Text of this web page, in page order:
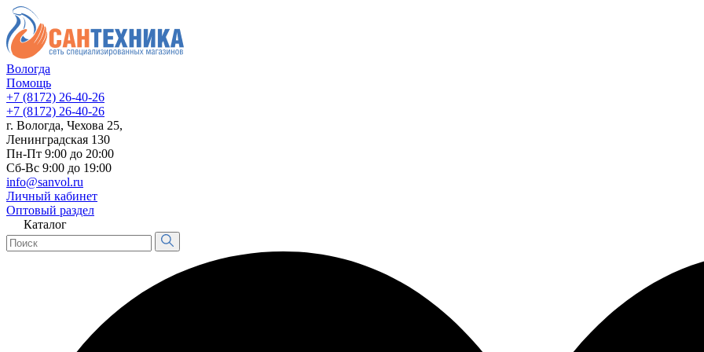
Вологда
Помощь
+7 (8172) 26-40-26
+7 (8172) 26-40-26
г. Вологда, Чехова 25,
Ленинградская 130
Пн-Пт 9:00 до 20:00
Сб-Вс 9:00 до 19:00
info@sanvol.ru
Личный кабинет
Оптовый раздел
Каталог